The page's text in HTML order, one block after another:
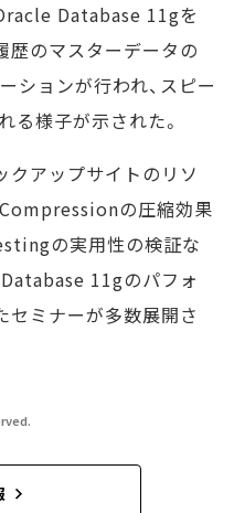
Database 11gを
歴のマスターデータの
ションが行われ、スピー
る様子が示された。
クアップサイトのリソ
の圧縮効果
の実用性の検証な
11gのパフォ
セミナーが多数展開さ